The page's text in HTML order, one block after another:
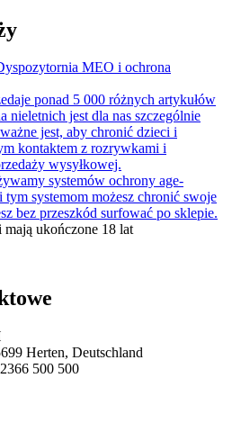
MEO i ochrona
ponad 5 000 różnych artykułów
nieletnich jest dla nas szczególnie
jest, aby chronić dzieci i
kontaktem z rozrywkami i
wysyłkowej.
systemów ochrony age-
systemom możesz chronić swoje
bez przeszkód surfować po sklepie.
ukończone 18 lat
Herten, Deutschland
500 500